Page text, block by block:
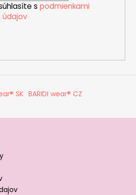
s podmienkami
údajov
SK BARIDI wear® CZ